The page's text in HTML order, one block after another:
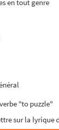
en tout genre
"to puzzle"
sur la